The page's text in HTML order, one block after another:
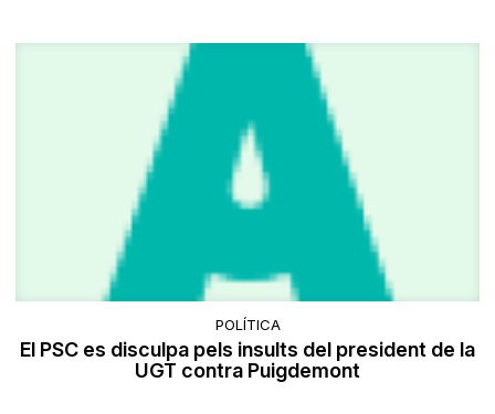
POLÍTICA
El PSC es disculpa pels insults del president de la
UGT contra Puigdemont